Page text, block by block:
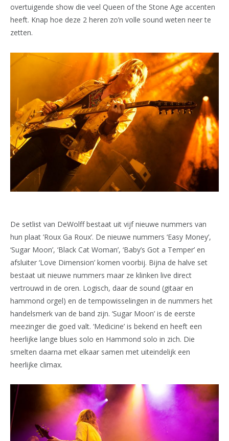
overtuigende show die veel Queen of the Stone Age accenten
heeft. Knap hoe deze 2 heren zo’n volle sound weten neer te
zetten.
De setlist van DeWolff bestaat uit vijf nieuwe nummers van
hun plaat ’Roux Ga Roux’. De nieuwe nummers ‘Easy Money’,
‘Sugar Moon’, ‘Black Cat Woman’, ‘Baby’s Got a Temper’ en
afsluiter ‘Love Dimension’ komen voorbij. Bijna de halve set
bestaat uit nieuwe nummers maar ze klinken live direct
vertrouwd in de oren. Logisch, daar de sound (gitaar en
hammond orgel) en de tempowisselingen in de nummers het
handelsmerk van de band zijn. ‘Sugar Moon’ is de eerste
meezinger die goed valt. ‘Medicine’ is bekend en heeft een
heerlijke lange blues solo en Hammond solo in zich. Die
smelten daarna met elkaar samen met uiteindelijk een
heerlijke climax.